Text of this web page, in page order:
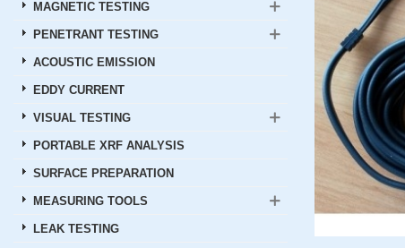
MAGNETIC TESTING
PENETRANT TESTING
ACOUSTIC EMISSION
EDDY CURRENT
VISUAL TESTING
PORTABLE XRF ANALYSIS
SURFACE PREPARATION
MEASURING TOOLS
LEAK TESTING